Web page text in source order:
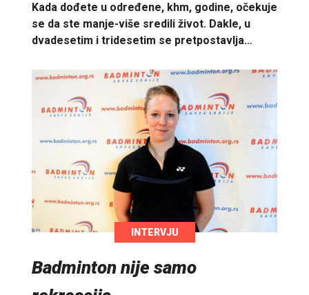
Kada dođete u određene, khm, godine, očekuje
se da ste manje-više sredili život. Dakle, u
dvadesetim i tridesetim se pretpostavlja…
INTERVJU
Badminton nije samo